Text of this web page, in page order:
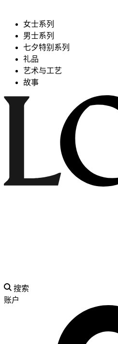
女士系列
男士系列
七夕特别系列
礼品
艺术与工艺
故事
搜索
账户